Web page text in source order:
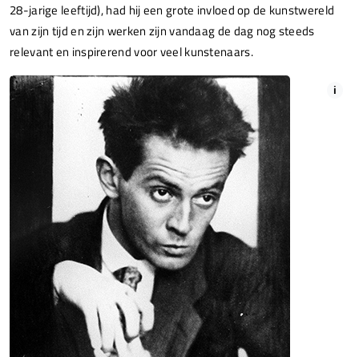
i
28-jarige leeftijd), had hij een grote invloed op de kunstwereld
van zijn tijd en zijn werken zijn vandaag de dag nog steeds
relevant en inspirerend voor veel kunstenaars.